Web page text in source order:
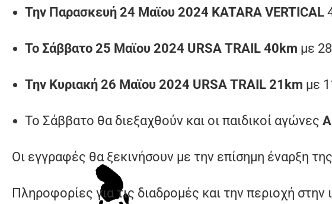
Την Παρασκευή 24 Μαϊου 2024 KATARA VERTICAL
Το Σάββατο 25 Μαϊου 2024 URSA TRAIL 40 km με
Την Κυριακή 26 Μαϊου 2024 URSA TRAIL 21 km με
Το Σάββατο θα διεξαχθούν και οι παιδικοί αγώνες
Οι εγγραφές θα ξεκινήσουν με την επίσημη έναρξη
Πληροφορίες για τις διαδρομές και την περιοχή στην